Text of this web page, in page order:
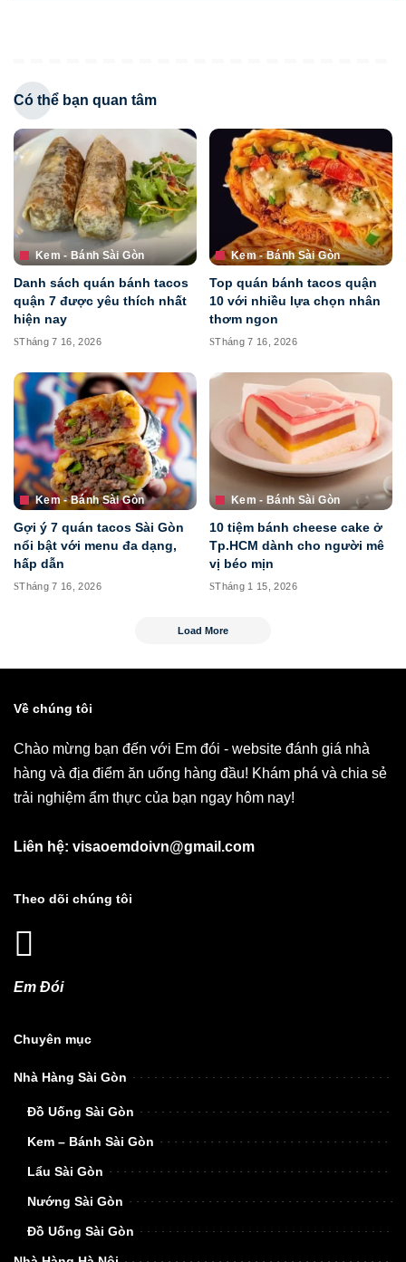
Có thể bạn quan tâm
Kem - Bánh Sài Gòn
Danh sách quán bánh tacos
quận 7 được yêu thích nhất
hiện nay
Tháng 7 16, 2026
Kem - Bánh Sài Gòn
Top quán bánh tacos quận
10 với nhiều lựa chọn nhân
thơm ngon
Tháng 7 16, 2026
Kem - Bánh Sài Gòn
Gợi ý 7 quán tacos Sài Gòn
nổi bật với menu đa dạng,
hấp dẫn
Tháng 7 16, 2026
Kem - Bánh Sài Gòn
10 tiệm bánh cheese cake ở
Tp.HCM dành cho người mê
vị béo mịn
Tháng 1 15, 2026
Load More
Về chúng tôi
Chào mừng bạn đến với Em đói - website đánh giá nhà
hàng và địa điểm ăn uống hàng đầu! Khám phá và chia sẻ
trải nghiệm ẩm thực của bạn ngay hôm nay!
Liên hệ: visaoemdoivn@gmail.com
Theo dõi chúng tôi
Em Đói
Chuyên mục
Nhà Hàng Sài Gòn
Đồ Uống Sài Gòn
Kem – Bánh Sài Gòn
Lẩu Sài Gòn
Nướng Sài Gòn
Đồ Uống Sài Gòn